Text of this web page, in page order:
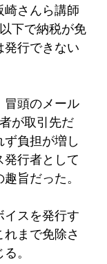
さんら講師
下で納税が免
発行できない
冒頭のメール
が取引先だ
負担が増し
行者として
旨だった。
スを発行す
まで免除さ
。